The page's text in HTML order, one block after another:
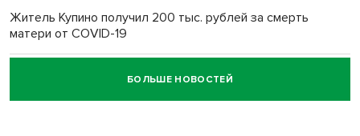
Житель Купино получил 200 тыс. рублей за смерть
матери от COVID-19
Новосибирский суд наказал водителя за смерть
пенсионерки на вокзале
БОЛЬШЕ НОВОСТЕЙ